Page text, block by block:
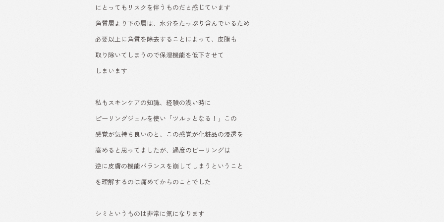
にとってもリスクを伴うものだと感じています
角質層より下の層は、水分をたっぷり含んでいるため
必要以上に角質を除去することによって、皮脂も
取り除いてしまうので保湿機能を低下させて
しまいます
私もスキンケアの知識、経験の浅い時に
ピーリングジェルを使い「ツルッとなる！」この
感覚が気持ち良いのと、この感覚が化粧品の浸透を
高めると思ってましたが、過度のピーリングは
逆に皮膚の機能バランスを崩してしまうということ
を理解するのは痛めてからのことでした
シミというものは非常に気になります